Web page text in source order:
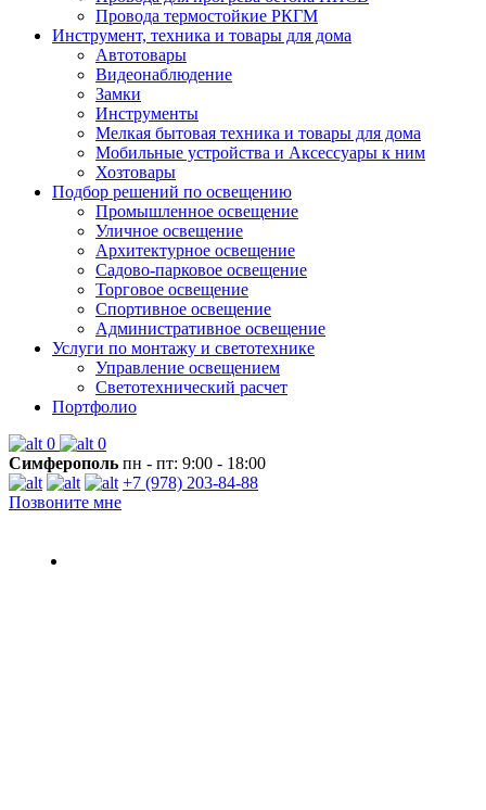
Провода термостойкие РКГМ
Инструмент, техника и товары для дома
Автотовары
Видеонаблюдение
Замки
Инструменты
Мелкая бытовая техника и товары для дома
Мобильные устройства и Аксессуары к ним
Хозтовары
Подбор решений по освещению
Промышленное освещение
Уличное освещение
Архитектурное освещение
Садово-парковое освещение
Торговое освещение
Спортивное освещение
Административное освещение
Услуги по монтажу и светотехнике
Управление освещением
Светотехнический расчет
Портфолио
0
0
Симферополь пн - пт: 9:00 - 18:00
+7 (978) 203-84-88
Позвоните мне